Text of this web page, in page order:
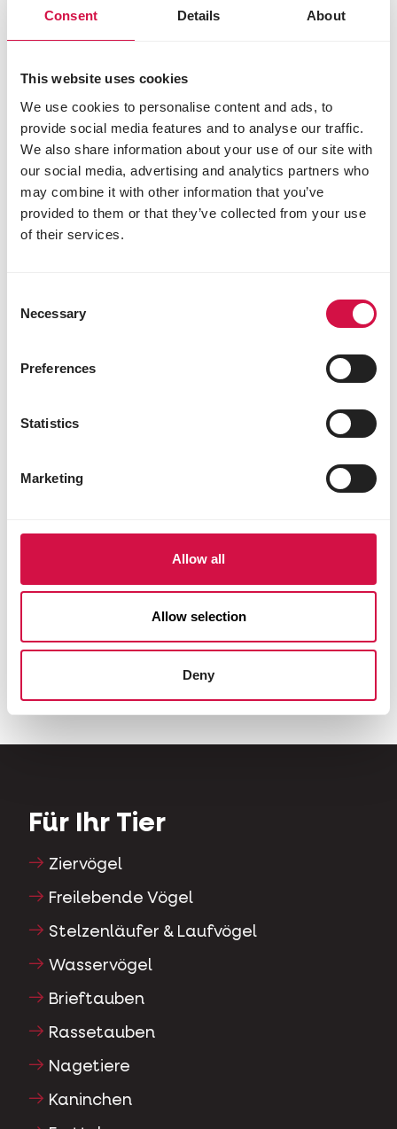
Consent Details About
This website uses cookies
We use cookies to personalise content and ads, to
provide social media features and to analyse our traffic.
We also share information about your use of our site with
our social media, advertising and analytics partners who
may combine it with other information that you’ve
provided to them or that they’ve collected from your use
of their services.
Selection
Necessary
Preferences
Statistics
Marketing
Allow all
Allow selection
Deny
– Huhn – alle Rassen
Nährstoffreiches, getreidefreies Hundefutter
Für Ihr Tier
Ziervögel
Freilebende Vögel
Stelzenläufer & Laufvögel
Wasservögel
Brieftauben
Rassetauben
Nagetiere
Kaninchen